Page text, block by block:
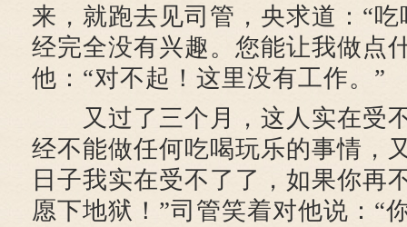
来，就跑去见司管，央求道：“
经完全没有兴趣。您能让我做点
他：“对不起！这里没有工作。”
又过了三个月，这人实在受
经不能做任何吃喝玩乐的事情，
日子我实在受不了了，如果你再
愿下地狱！”司管笑着对他说：“